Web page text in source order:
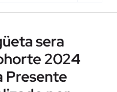
sera
2024
Presente